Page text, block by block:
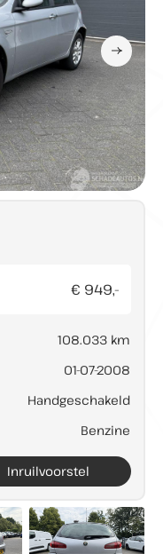
op afspraak
€ 949,-
108.033 km
01-07-2008
Handgeschakeld
Benzine
Inruilvoorstel